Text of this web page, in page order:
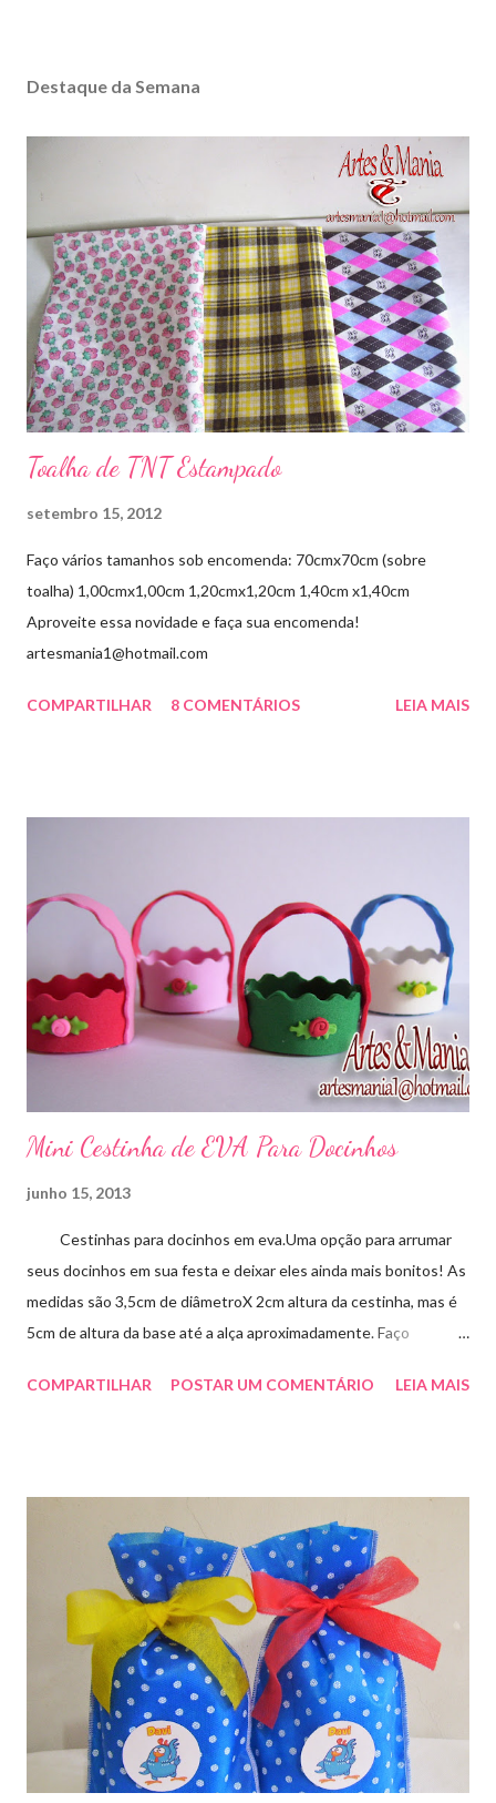
Destaque da Semana
Toalha de TNT Estampado
setembro 15, 2012
Faço vários tamanhos sob encomenda: 70cmx70cm (sobre
toalha) 1,00cmx1,00cm 1,20cmx1,20cm 1,40cm x1,40cm
Aproveite essa novidade e faça sua encomenda!
artesmania1@hotmail.com
COMPARTILHAR 8 COMENTÁRIOS LEIA MAIS
Mini Cestinha de EVA Para Docinhos
junho 15, 2013
Cestinhas para docinhos em eva.Uma opção para arrumar
seus docinhos em sua festa e deixar eles ainda mais bonitos! As
medidas são 3,5cm de diâmetroX 2cm altura da cestinha, mas é
5cm de altura da base até a alça aproximadamente. Faço
enfeitar sua festa!!! artesmania1@hotmail.com
COMPARTILHAR POSTAR UM COMENTÁRIO LEIA MAIS